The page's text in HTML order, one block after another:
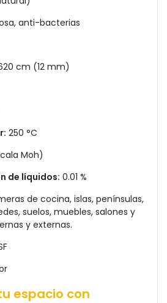
anti-bacterias
cm (12 mm)
250 °C
Moh)
de líquidos: 0.01 %
de cocina, islas, penínsulas,
suelos, muebles, salones y
y externas.
espacio con